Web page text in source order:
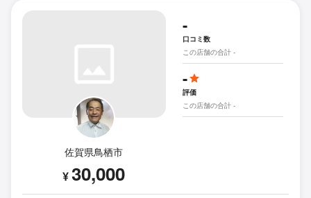
佐賀県鳥栖市
¥30,000
-
口コミ数
この店舗の合計 -
-
評価
この店舗の合計 -